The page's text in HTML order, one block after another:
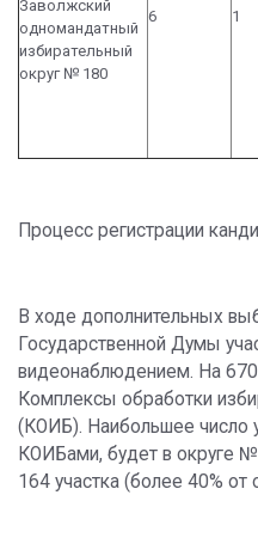
Заволжский
одномандатный
избирательный
округ № 180
6 1
Процесс регистрации
В ходе дополнительных
Государственной Думы
видеонаблюдением. На 670
Комплексы обработки
(КОИБ). Наибольшее число
КОИБами, будет в округе
164 участка (более 40% от